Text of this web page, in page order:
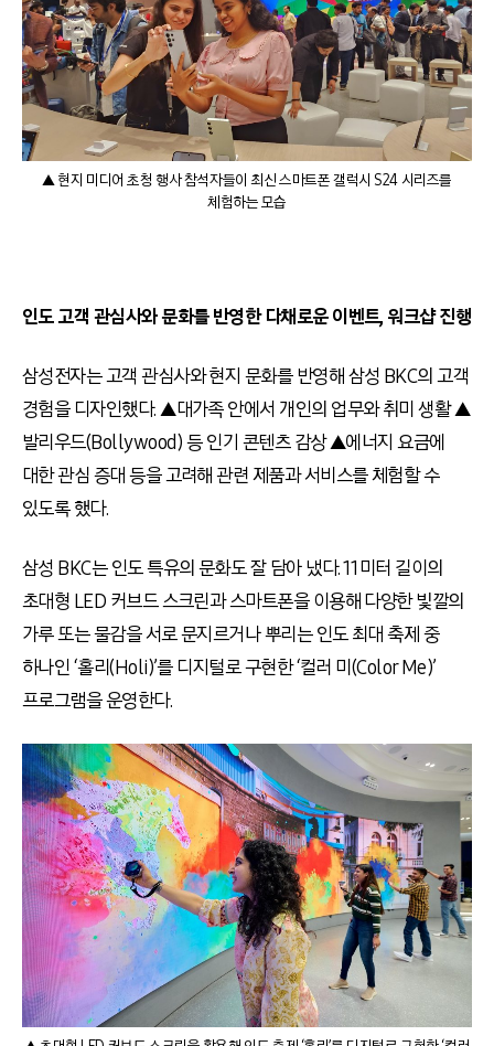
▲ 현지 미디어 초청 행사 참석자들이 최신 스마트폰 갤럭시 S24 시리즈를
체험하는 모습
인도 고객 관심사와 문화를 반영한 다채로운 이벤트, 워크샵 진행
삼성전자는 고객 관심사와 현지 문화를 반영해 삼성 BKC의 고객
경험을 디자인했다. ▲대가족 안에서 개인의 업무와 취미 생활 ▲
발리우드(Bollywood) 등 인기 콘텐츠 감상 ▲에너지 요금에
대한 관심 증대 등을 고려해 관련 제품과 서비스를 체험할 수
있도록 했다.
삼성 BKC는 인도 특유의 문화도 잘 담아 냈다. 11미터 길이의
초대형 LED 커브드 스크린과 스마트폰을 이용해 다양한 빛깔의
가루 또는 물감을 서로 문지르거나 뿌리는 인도 최대 축제 중
하나인 ‘홀리(Holi)’를 디지털로 구현한 ‘컬러 미(Color Me)’
프로그램을 운영한다.